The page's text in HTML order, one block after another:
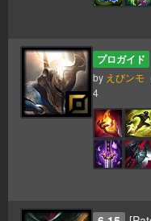
プロガイド
by えびンモ
4